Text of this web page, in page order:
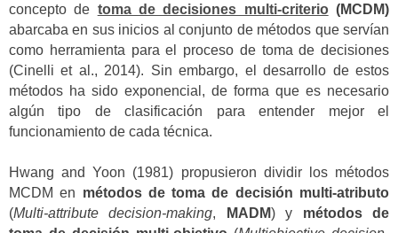
concepto de toma de decisiones multi-criterio (MCDM)
abarcaba en sus inicios al conjunto de métodos que servían
como herramienta para el proceso de toma de decisiones
(Cinelli et al., 2014). Sin embargo, el desarrollo de estos
métodos ha sido exponencial, de forma que es necesario
algún tipo de clasificación para entender mejor el
funcionamiento de cada técnica.
Hwang and Yoon (1981) propusieron dividir los métodos
MCDM en métodos de toma de decisión multi-atributo
(Multi-attribute decision-making, MADM) y métodos de